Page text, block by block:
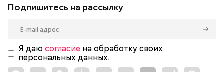
Подпишитесь на рассылку
Я даю согласие на обработку своих
персональных данных.